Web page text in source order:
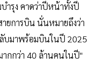
ำรุง คาดว่าปีหน้าทั้งปี
ยการบิน นั่นหมายถึงว่า
บมาพร้อมบินในปี 2025
ากกว่า 40 ล้านคนในปี"